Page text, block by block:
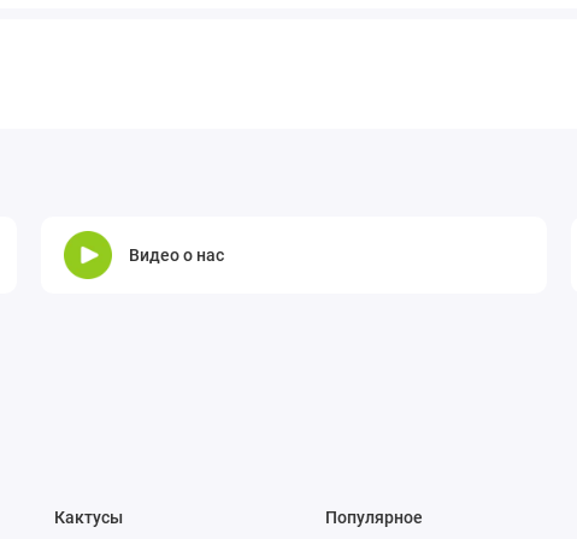
Видео о нас
Кактусы Популярное